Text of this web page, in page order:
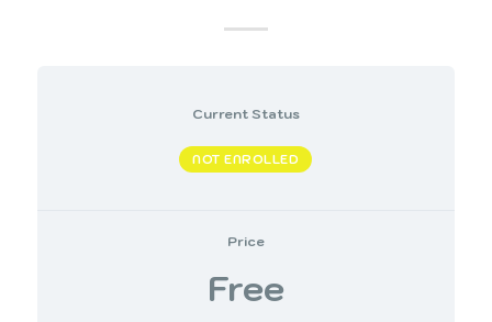
Current Status
NOT ENROLLED
Price
Free